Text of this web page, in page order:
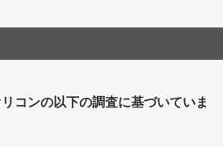
コンの以下の調査に基づいていま